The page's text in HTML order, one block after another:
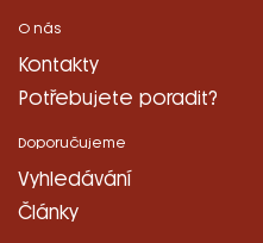
O nás
Kontakty
Potřebujete poradit?
Doporučujeme
Vyhledávání
Články